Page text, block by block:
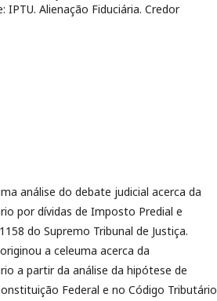
IPTU. Alienação Fiduciária. Credor
análise do debate judicial acerca da
por dívidas de Imposto Predial e
do Supremo Tribunal de Justiça.
a celeuma acerca da
a partir da análise da hipótese de
Federal e no Código Tributário